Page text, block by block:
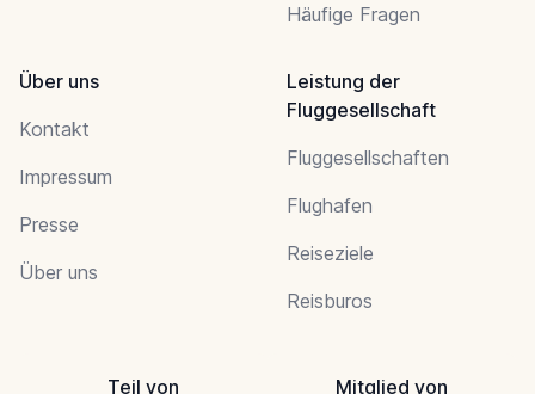
Häufige Fragen
Über uns
Kontakt
Impressum
Presse
Über uns
Leistung der
Fluggesellschaft
Fluggesellschaften
Flughafen
Reiseziele
Reisburos
Teil von Mitglied von